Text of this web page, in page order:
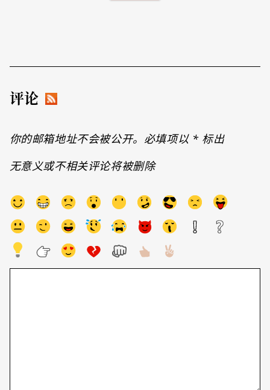
评论
你的邮箱地址不会被公开。必填项以 *标出
无意义或不相关评论将被删除